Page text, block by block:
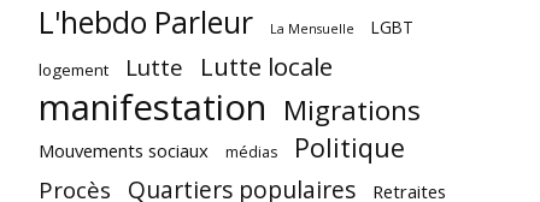
L'hebdo Parleur La Mensuelle
LGBT
logement
Lutte Lutte locale
manifestation Migrations
Mouvements sociaux médias Politique
Procès Quartiers populaires Retraites